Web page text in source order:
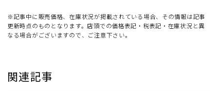
※記事中に販売価格、在庫状況が掲載されている場合、その情報は記事
更新時点のものとなります。店頭での価格表記・税表記・在庫状況と異
なる場合がございますので、ご注意下さい。
関連記事